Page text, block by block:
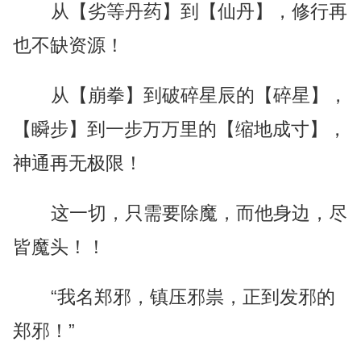
从【劣等丹药】到【仙丹】，修行再
也不缺资源！
从【崩拳】到破碎星辰的【碎星】，
【瞬步】到一步万万里的【缩地成寸】，
神通再无极限！
这一切，只需要除魔，而他身边，尽
皆魔头！！
“我名郑邪，镇压邪祟，正到发邪的
郑邪！”